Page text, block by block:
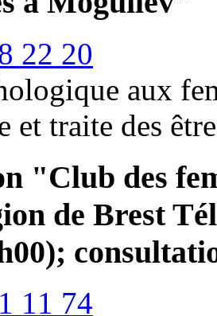
22 20
aux
et traite des
"Club des
de Brest
11 74